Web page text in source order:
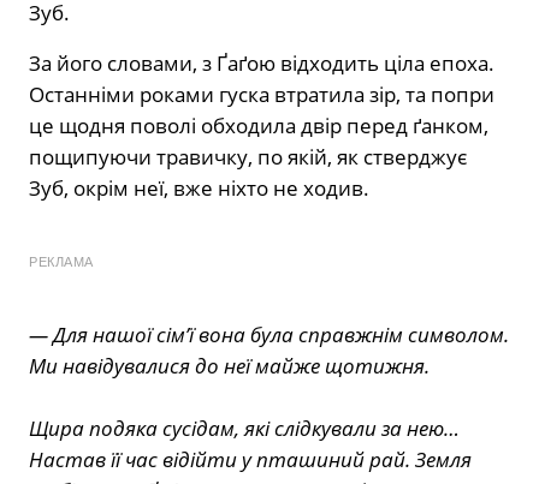
Зуб.
За його словами, з Ґаґою відходить ціла епоха.
Останніми роками гуска втратила зір, та попри
це щодня поволі обходила двір перед ґанком,
пощипуючи травичку, по якій, як стверджує
Зуб, окрім неї, вже ніхто не ходив.
РЕКЛАМА
— Для нашої сімʼї вона була справжнім символом.
Ми навідувалися до неї майже щотижня.
Щира подяка сусідам, які слідкували за нею…
Настав її час відійти у пташиний рай. Земля